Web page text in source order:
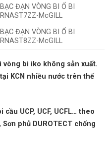
BẠC ĐẠN VÒNG BI Ổ BI
RNAST7ZZ-McGILL
BẠC ĐẠN VÒNG BI Ổ BI
RNAST8ZZ-McGILL
vòng bi iko không sản xuất.
KCN nhiều nước trên thế
UCP, UCF, UCFL… theo
phủ DUROTECT chống